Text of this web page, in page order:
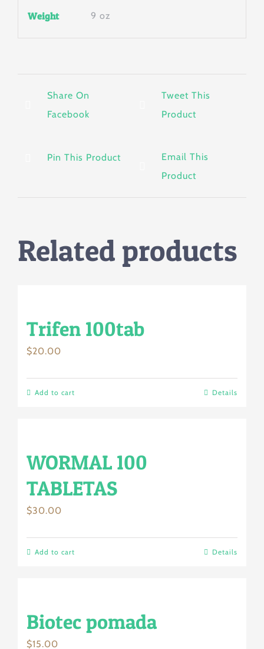
Weight 9 oz
Share On
Facebook
Tweet This
Product
Pin This Product
Email This
Product
Related products
Trifen 100tab
$20.00
Add to cart Details
WORMAL 100
TABLETAS
$30.00
Add to cart Details
Biotec pomada
$15.00